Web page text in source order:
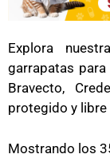
Explora
garrapatas
Bravecto,
protegido y
Mostrando los